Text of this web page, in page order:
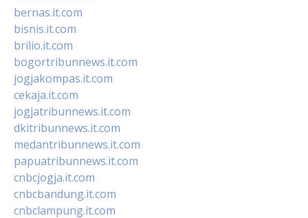
bernas.it.com
bisnis.it.com
brilio.it.com
bogortribunnews.it.com
jogjakompas.it.com
cekaja.it.com
jogjatribunnews.it.com
dkitribunnews.it.com
medantribunnews.it.com
papuatribunnews.it.com
cnbcjogja.it.com
cnbcbandung.it.com
cnbclampung.it.com